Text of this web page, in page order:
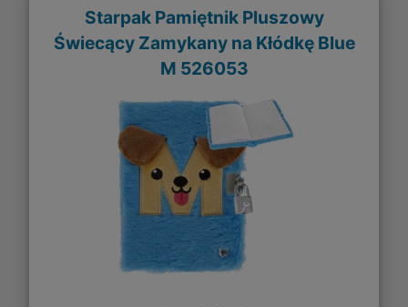
Starpak Pamiętnik Pluszowy
Świecący Zamykany na Kłódkę Blue
M 526053